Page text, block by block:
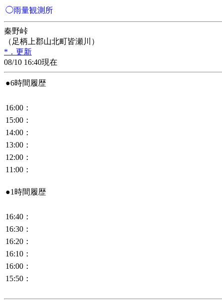
◯雨量観測所
秦野峠
（足柄上郡山北町皆瀬川）
*．更新
08/10 16:40現在
●6時間履歴
16:00：
15:00：
14:00：
13:00：
12:00：
11:00：
●1時間履歴
16:40：
16:30：
16:20：
16:10：
16:00：
15:50：